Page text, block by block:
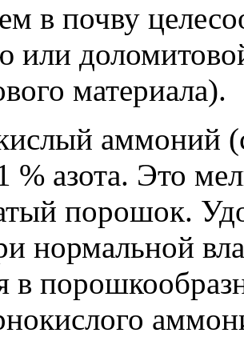
в почву
или
материала).
аммоний
% азота. Это
порошок.
нормальной
в